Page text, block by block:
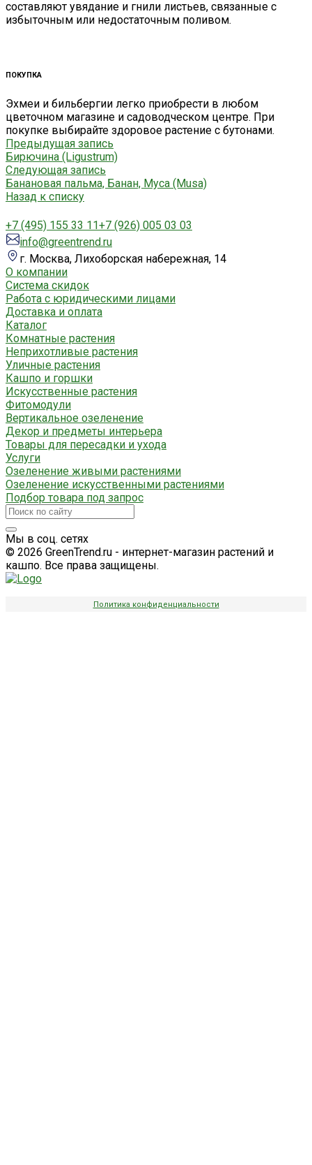
составляют увядание и гнили листьев, связанные с
избыточным или недостаточным поливом.
ПОКУПКА
Эхмеи и бильбергии легко приобрести в любом
цветочном магазине и садоводческом центре. При
покупке выбирайте здоровое растение с бутонами.
Предыдущая запись
Бирючина (Ligustrum)
Следующая запись
Банановая пальма, Банан, Муса (Musa)
Назад к списку
+7 (495) 155 33 11+7 (926) 005 03 03
info@greentrend.ru
г. Москва, Лихоборская набережная, 14
О компании
Система скидок
Работа с юридическими лицами
Доставка и оплата
Каталог
Комнатные растения
Неприхотливые растения
Уличные растения
Кашпо и горшки
Искусственные растения
Фитомодули
Вертикальное озеленение
Декор и предметы интерьера
Товары для пересадки и ухода
Услуги
Озеленение живыми растениями
Озеленение искусственными растениями
Подбор товара под запрос
Мы в соц. сетях
© 2026 GreenTrend.ru - интернет-магазин растений и
кашпо. Все права защищены.
Политика конфиденциальности